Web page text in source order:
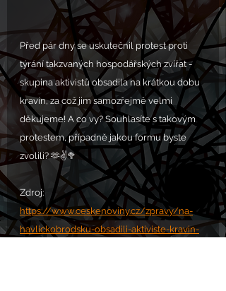
Před pár dny se uskutečnil protest proti
týrání takzvaných hospodářských zvířat -
skupina aktivistů obsadila na krátkou dobu
kravín, za což jim samozřejmě velmi
děkujeme! A co vy? Souhlasíte s takovým
protestem, případně jakou formu byste
zvolili? 🫶✌️🥦
Zdroj:
https://www.ceskenoviny.cz/zpravy/na-
havlickobrodsku-obsadili-aktiviste-kravin-